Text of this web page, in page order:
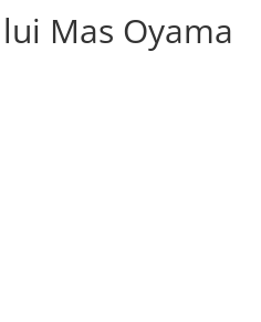
Mas Oyama